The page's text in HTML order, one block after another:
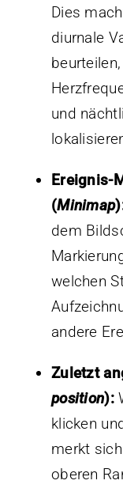
Dies
diurnale
und
Ereignis-
(Minimap
dem
welchen
andere
Zuletzt
position):
klicken
merkt
oberen